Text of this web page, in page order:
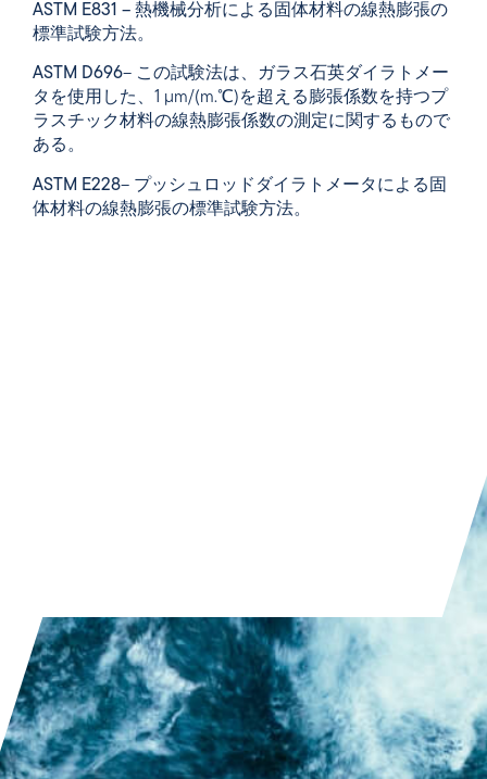
ASTM E831 – 熱機械分析による固体材料の線熱膨張の
標準試験方法。
ASTM D696– この試験法は、ガラス石英ダイラトメー
タを使用した、1 µm/(m.℃)を超える膨張係数を持つプ
ラスチック材料の線熱膨張係数の測定に関するもので
ある。
ASTM E228– プッシュロッドダイラトメータによる固
体材料の線熱膨張の標準試験方法。